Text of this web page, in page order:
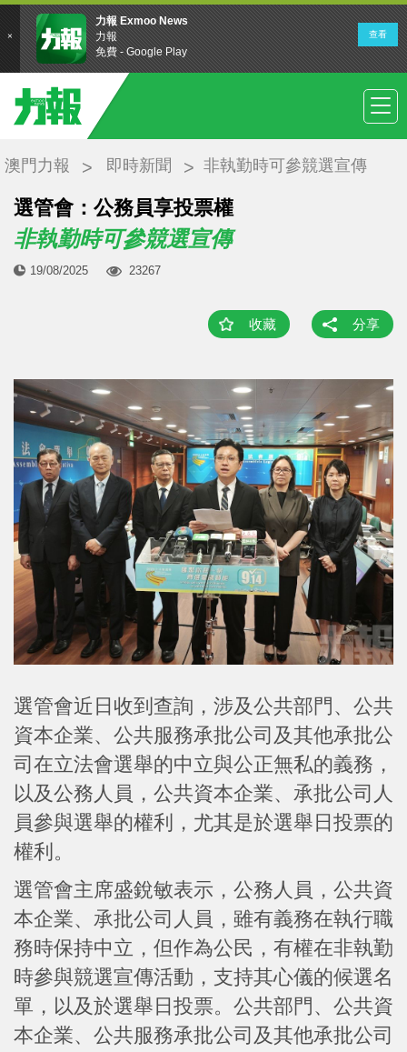
澳門力報 即時新聞 非執勤時可參競選宣傳
選管會：公務員享投票權
非執勤時可參競選宣傳
19/08/2025 23267
收藏 分享
選管會近日收到查詢，涉及公共部門、公共
資本企業、公共服務承批公司及其他承批公
司在立法會選舉的中立與公正無私的義務，
以及公務人員，公共資本企業、承批公司人
員參與選舉的權利，尤其是於選舉日投票的
權利。
選管會主席盛銳敏表示，公務人員，公共資
本企業、承批公司人員，雖有義務在執行職
務時保持中立，但作為公民，有權在非執勤
時參與競選宣傳活動，支持其心儀的候選名
單，以及於選舉日投票。公共部門、公共資
本企業、公共服務承批公司及其他承批公司